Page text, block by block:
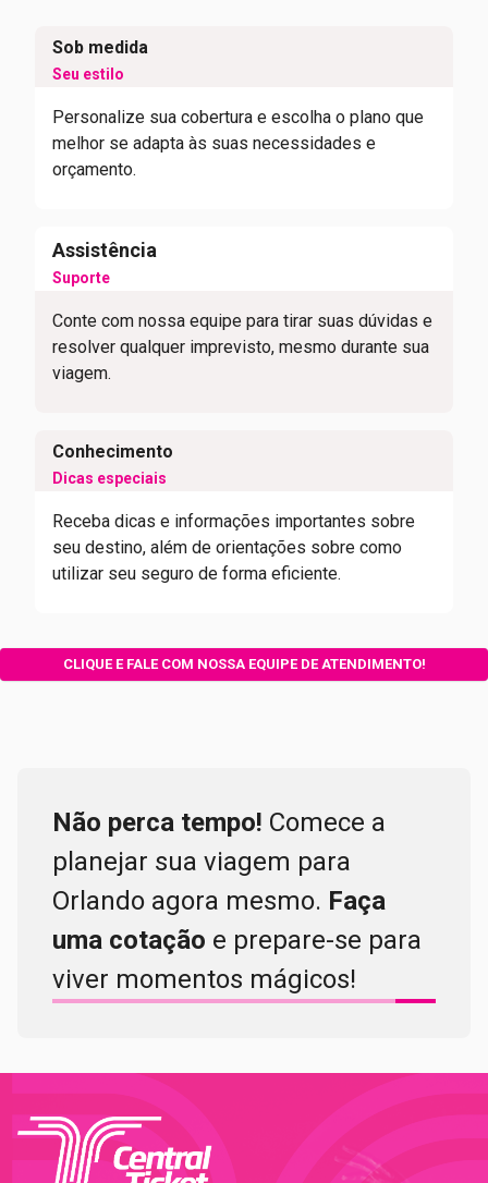
Sob medida
Seu estilo
Personalize sua cobertura e escolha o plano que
melhor se adapta às suas necessidades e
orçamento.
Assistência
Suporte
Conte com nossa equipe para tirar suas dúvidas e
resolver qualquer imprevisto, mesmo durante sua
viagem.
Conhecimento
Dicas especiais
Receba dicas e informações importantes sobre
seu destino, além de orientações sobre como
utilizar seu seguro de forma eficiente.
CLIQUE E FALE COM NOSSA EQUIPE DE ATENDIMENTO!
Não perca tempo! Comece a
planejar sua viagem para
Orlando agora mesmo. Faça
uma cotação e prepare-se para
viver momentos mágicos!